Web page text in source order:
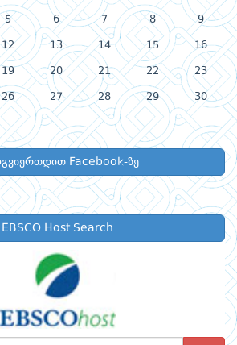
5 6 7 8 9
12 13 14 15 16
19 20 21 22 23
26 27 28 29 30
Facebook-ზე
EBSCO Host Search